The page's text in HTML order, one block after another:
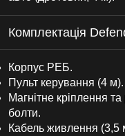
Комплектація
Корпус РЕБ.
Пульт керування (4 м).
Магнітне кріплення
болти.
Кабель живлення (3,5